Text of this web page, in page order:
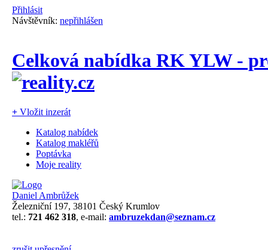
Přihlásit
Návštěvník: nepřihlášen
Celková nabídka RK YLW -
+ Vložit inzerát
Katalog nabídek
Katalog makléřů
Poptávka
Moje reality
Daniel Ambrůžek
Železniční 197, 38101 Český Krumlov
tel.: 721 462 318, e-mail: ambruzekdan@seznam.cz